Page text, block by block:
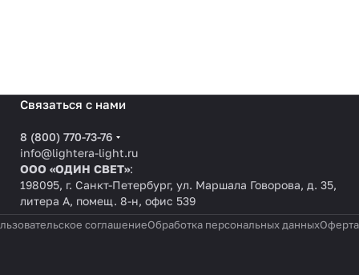
Связаться с нами
8 (800) 770-73-76
info@lightera-light.ru
ООО «ОДИН СВЕТ»:
198095, г. Санкт-Петербург, ул. Маршала Говорова, д. 35,
литера А, помещ. 8-н, офис 539
соглашениеОбработка персональных данныхОферта